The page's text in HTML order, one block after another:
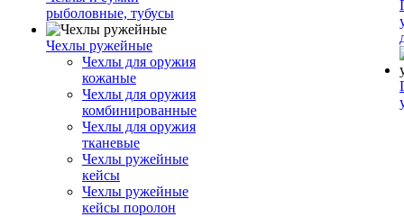
рыболовные, тубусы
Чехлы ружейные
Чехлы для оружия
кожаные
Чехлы для оружия
комбинированные
Чехлы для оружия
тканевые
Чехлы ружейные
кейсы
Чехлы ружейные
кейсы поролон